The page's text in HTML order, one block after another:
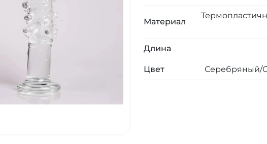
Материал
Длина
Цвет Серебряный/